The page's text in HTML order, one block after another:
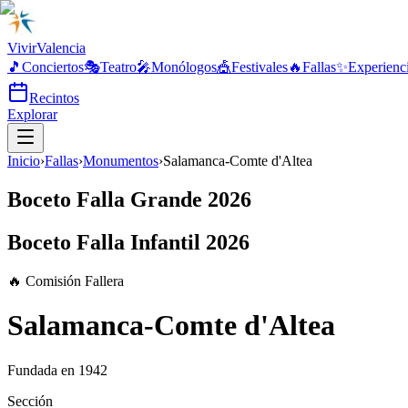
VivirValencia
🎵 Conciertos🎭Teatro🎤Monólogos🎪Festivales🔥Fallas✨
Recintos
Explorar
Inicio›Fallas›Monumentos›Salamanca-Comte d'Altea
Boceto Falla Grande 2026
Boceto Falla Infantil 2026
🔥 Comisión Fallera
Salamanca-Comte d'Altea
Fundada en 1942
Sección